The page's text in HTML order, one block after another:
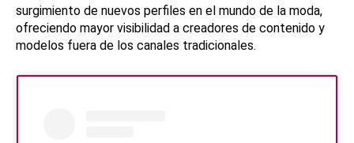
surgimiento de nuevos perfiles en el mundo de la moda,
ofreciendo mayor visibilidad a creadores de contenido y
modelos fuera de los canales tradicionales.